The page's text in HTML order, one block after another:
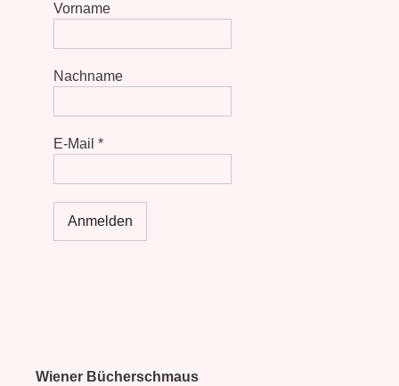
Vorname
Nachname
E-Mail *
Wiener Bücherschmaus